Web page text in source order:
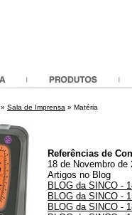
» Sala de Imprensa » Matéria
Referências de
18 de Novembro de
Artigos no Blog
BLOG da SINCO -
BLOG da SINCO -
BLOG da SINCO -